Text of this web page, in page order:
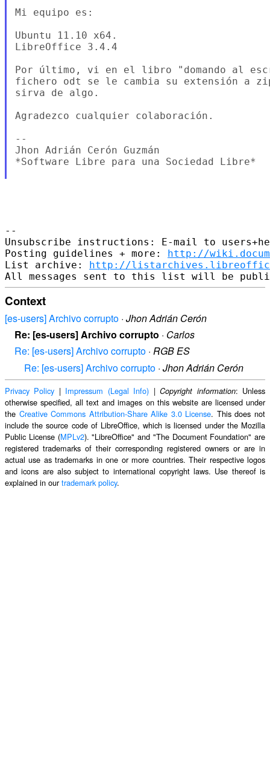
Mi equipo es:
Ubuntu 11.10 x64.
LibreOffice 3.4.4
Por último, vi en el libro "domando al
fichero odt se le cambia su extensión a
sirva de algo.
Agradezco cualquier colaboración.
--
Jhon Adrián Cerón Guzmán
*Software Libre para una Sociedad Libre*
--
Unsubscribe instructions: E-mail to
Posting guidelines + more: http://
List archive: http://
Context
[es-users] Archivo corrupto · Jhon Adrián Cerón
Re: [es-users] Archivo corrupto · Carlos
Re: [es-users] Archivo corrupto · RGB ES
Re: [es-users] Archivo corrupto · Jhon Adrián Cerón
Privacy Policy | Impressum (Legal Info) |Copyright information: Unless
otherwise specified, all text and images on this website are licensed under
the Creative Commons Attribution-Share Alike 3.0 License. This does not
include the source code of LibreOffice, which is licensed under the Mozilla
Public License (MPLv2). "LibreOffice" and "The Document Foundation" are
registered trademarks of their corresponding registered owners or are in
actual use as trademarks in one or more countries. Their respective logos
and icons are also subject to international copyright laws. Use thereof is
explained in ourtrademark policy.